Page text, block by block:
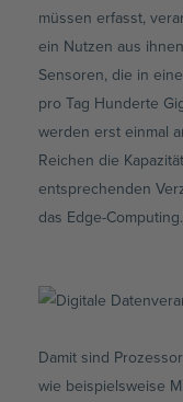
müssen erfasst,
ein Nutzen aus
Sensoren, die in
pro Tag Hunderte
werden erst einmal
Reichen die
entsprechenden
das Edge-Computing.
Damit sind
wie beispielsweise